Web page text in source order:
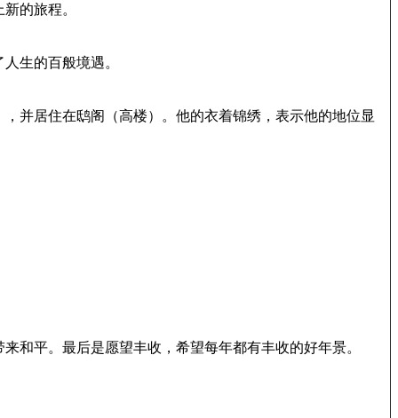
的旅程。
生的百般境遇。
并居住在鸱阁（高楼）。他的衣着锦绣，表示他的地位显
和平。最后是愿望丰收，希望每年都有丰收的好年景。